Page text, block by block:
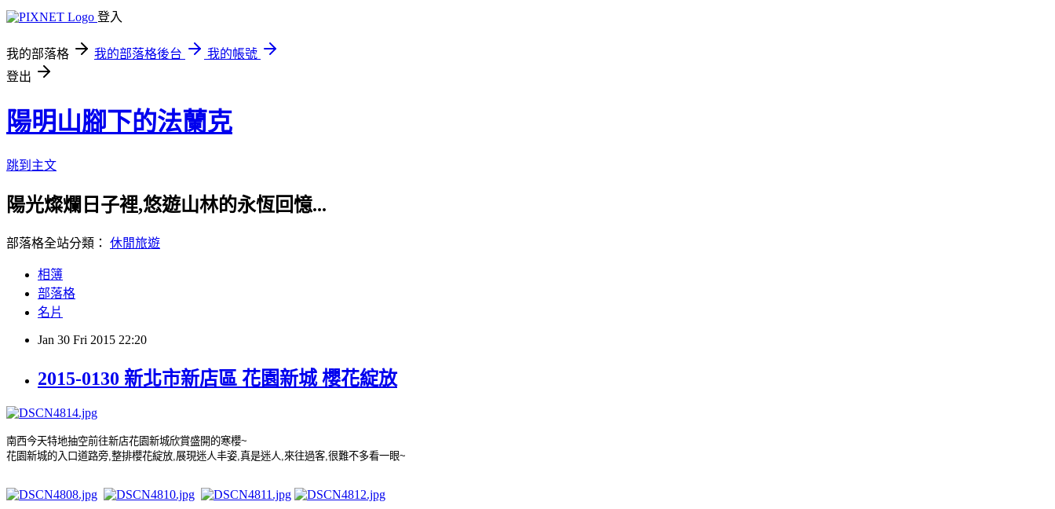
登入
我的部落格 我的部落格後台
我的帳號
登出
陽明山腳下的法蘭克
跳到主文
陽光燦爛日子裡,悠遊山林的永恆回憶...
部落格全站分類： 休閒旅遊
相簿
部落格
名片
Jan 30 Fri 2015 22:20
2015-0130 新北市新店區 花園新城 櫻花綻放
南西今天特地抽空前往新店花園新城欣賞盛開的寒櫻~
花園新城的入口道路旁 整排櫻花綻放 展現迷人丰姿 真是迷人 來往過客 很難不多看一眼~